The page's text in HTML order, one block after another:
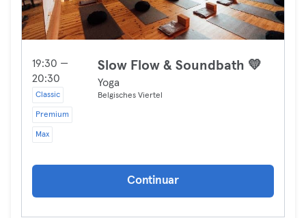
19:30 —
20:30
Classic
Premium
Max
Slow Flow & Soundbath 💛
Yoga
Belgisches Viertel
Continuar